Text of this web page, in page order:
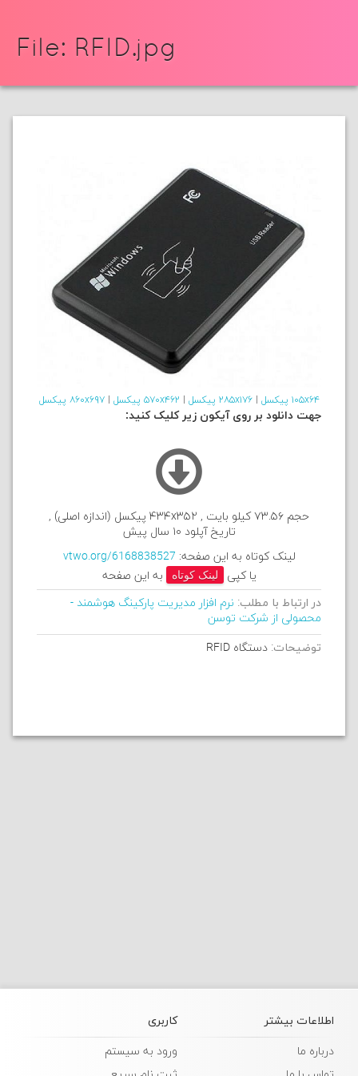
File: RFID.jpg
۱۰۵x۶۴ پیکسل |۲۸۵x۱۷۶ پیکسل | ۵۷۰x۴۶۲ پیکسل |۸۶۰x۶۹۷ پیکسل
جهت دانلود بر روی آیکون زیر کلیک کنید:
حجم ۷۳.۵۶ کیلو بایت , ۴۳۴x۳۵۲ پیکسل (اندازه اصلی) ,
تاریخ آپلود ۱۰ سال پیش
لینک کوتاه به این صفحه: vtwo.org/6168838527
یا کپی
لینک کوتاه
به این صفحه
در ارتباط با مطلب: نرم افزار مدیریت پارکینگ هوشمند -
محصولی از شرکت توسن
توضیحات: دستگاه RFID
اطلاعات بیشتر
درباره ما
کاربری
ورود به سیستم